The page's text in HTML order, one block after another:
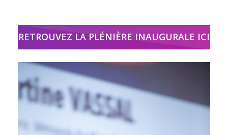
RETROUVEZ LA PLÉNIÈRE INAUGURALE ICI